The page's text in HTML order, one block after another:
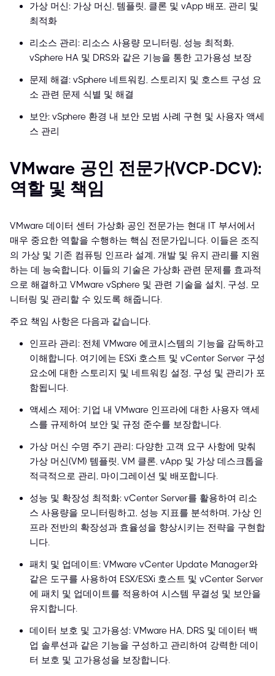
가상 머신: 가상 머신, 템플릿, 클론 및 vApp 배포, 관리 및
최적화
리소스 관리: 리소스 사용량 모니터링, 성능 최적화,
vSphere HA 및 DRS와 같은 기능을 통한 고가용성 보장
문제 해결: vSphere 네트워킹, 스토리지 및 호스트 구성 요
소 관련 문제 식별 및 해결
보안: vSphere 환경 내 보안 모범 사례 구현 및 사용자 액세
스 관리
VMware 공인 전문가(VCP-DCV):
역할 및 책임
VMware 데이터 센터 가상화 공인 전문가는 현대 IT 부서에서
매우 중요한 역할을 수행하는 핵심 전문가입니다. 이들은 조직
의 가상 및 기존 컴퓨팅 인프라 설계, 개발 및 유지 관리를 지원
하는 데 능숙합니다. 이들의 기술은 가상화 관련 문제를 효과적
으로 해결하고 VMware vSphere 및 관련 기술을 설치, 구성, 모
니터링 및 관리할 수 있도록 해줍니다.
주요 책임 사항은 다음과 같습니다.
인프라 관리: 전체 VMware 에코시스템의 기능을 감독하고
이해합니다. 여기에는 ESXi 호스트 및 vCenter Server 구성
요소에 대한 스토리지 및 네트워킹 설정, 구성 및 관리가 포
함됩니다.
액세스 제어: 기업 내 VMware 인프라에 대한 사용자 액세
스를 규제하여 보안 및 규정 준수를 보장합니다.
가상 머신 수명 주기 관리: 다양한 고객 요구 사항에 맞춰
가상 머신(VM) 템플릿, VM 클론, vApp 및 가상 데스크톱을
적극적으로 관리, 마이그레이션 및 배포합니다.
성능 및 확장성 최적화: vCenter Server를 활용하여 리소
스 사용량을 모니터링하고, 성능 지표를 분석하며, 가상 인
프라 전반의 확장성과 효율성을 향상시키는 전략을 구현합
니다.
패치 및 업데이트: VMware vCenter Update Manager와
같은 도구를 사용하여 ESX/ESXi 호스트 및 vCenter Server
에 패치 및 업데이트를 적용하여 시스템 무결성 및 보안을
유지합니다.
데이터 보호 및 고가용성: VMware HA, DRS 및 데이터 백
업 솔루션과 같은 기능을 구성하고 관리하여 강력한 데이
터 보호 및 고가용성을 보장합니다.